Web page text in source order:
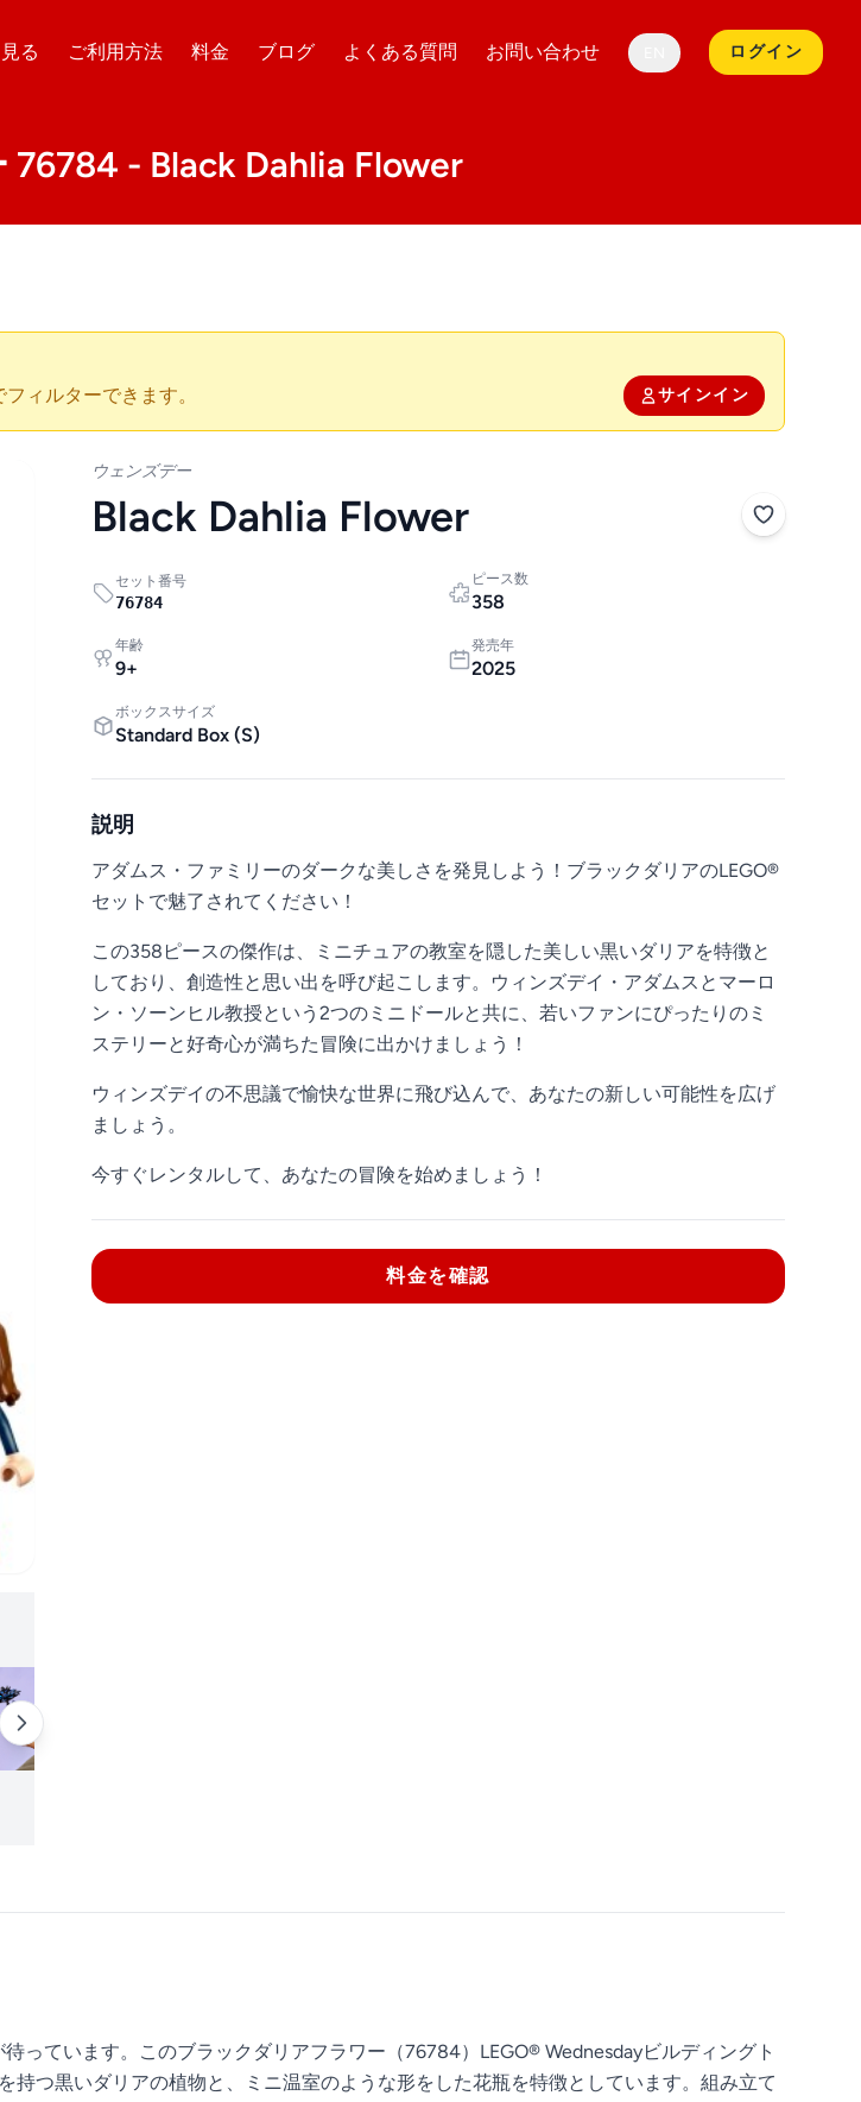
る ご利用方法 料金 ブログ よくある質問 お問い合わせ ログイン
76784 - Black Dahlia Flower
ィルターできます。
サインイン
ウェンズデー
Black Dahlia Flower
セット番号
76784
ピース数
358
年齢
9+
発売年
2025
ボックスサイズ
Standard Box (S)
説明
アダムス・ファミリーのダークな美しさを発見しよう！ブラックダリアのLEGO®
セットで魅了されてください！
この358ピースの傑作は、ミニチュアの教室を隠した美しい黒いダリアを特徴と
しており、創造性と思い出を呼び起こします。ウィンズデイ・アダムスとマーロ
ン・ソーンヒル教授という2つのミニドールと共に、若いファンにぴったりのミ
ステリーと好奇心が満ちた冒険に出かけましょう！
ウィンズデイの不思議で愉快な世界に飛び込んで、あなたの新しい可能性を広げ
ましょう。
今すぐレンタルして、あなたの冒険を始めましょう！
料金を確認
っています。このブラックダリアフラワー（76784）LEGO® Wednesdayビルディングト
つ黒いダリアの植物と、ミニ温室のような形をした花瓶を特徴としています。組み立て